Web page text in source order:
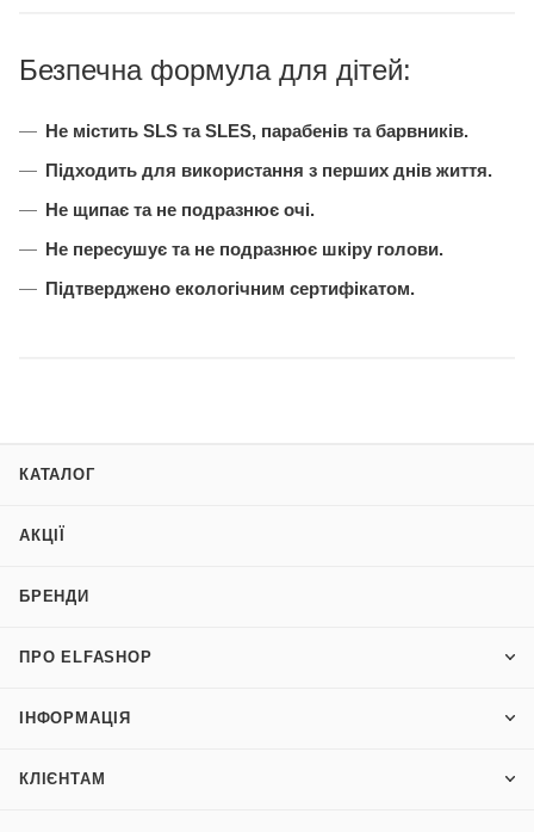
Безпечна формула для дітей:
Не містить SLS та SLES, парабенів та барвників.
Підходить для використання з перших днів життя.
Не щипає та не подразнює очі.
Не пересушує та не подразнює шкіру голови.
Підтверджено екологічним сертифікатом.
КАТАЛОГ
АКЦІЇ
БРЕНДИ
ПРО ELFASHOP
ІНФОРМАЦІЯ
КЛІЄНТАМ